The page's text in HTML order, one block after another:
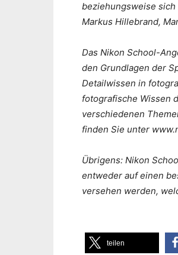
beziehungsweise
Markus Hillebrand,
Das Nikon School-
den Grundlagen der
Detailwissen in
fotografische Wissen
verschiedenen
finden Sie unter
Übrigens: Nikon
entweder auf einen
versehen werden,
teilen